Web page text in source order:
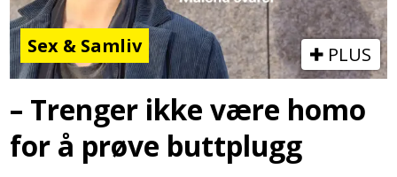
Sex & Samliv PLUS
– Trenger ikke være homo
for å prøve buttplugg